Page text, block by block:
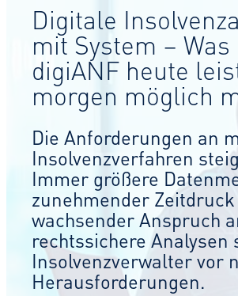
Digitale
mit System – Was
digiANF heute
morgen möglich
Die Anforderungen an
Insolvenzverfahren
Immer größere
zunehmender
wachsender Anspruch
rechtssichere Analysen
Insolvenzverwalter vor
Herausforderungen.